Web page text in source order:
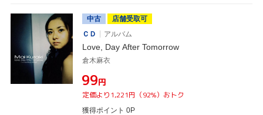
中古
店舗受取可
ＣＤ
アルバム
Love, Day After Tomorrow
倉木麻衣
¥99円
定価より1,221円（92%）おトク
獲得ポイント 0P